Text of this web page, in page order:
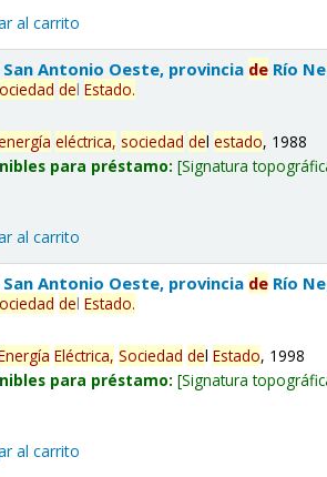
al carrito
Antonio Oeste, provincia de Río
delEstado.
eléctrica, sociedad delestado, 1988
para préstamo: Signatura
al carrito
Antonio Oeste, provincia de Río
delEstado.
Eléctrica, Sociedad delEstado, 1998
para préstamo: Signatura
al carrito